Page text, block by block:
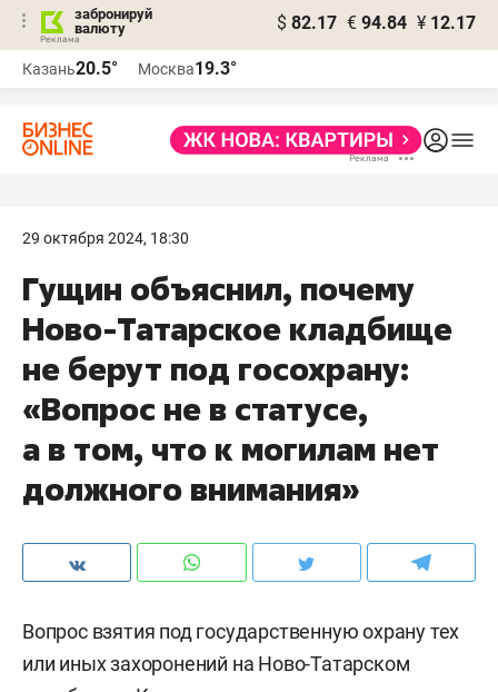
забронируй
валюту
$ 82.17 € 94.84 ¥ 12.17
Казань20.5° Москва19.3°
29 октября 2024, 18:30
Гущин объяснил, почему
Ново-Татарское кладбище
не берут под госохрану:
«Вопрос не в статусе,
а в том, что к могилам нет
должного внимания»
Вопрос взятия под государственную охрану тех
или иных захоронений на Ново-Татарском